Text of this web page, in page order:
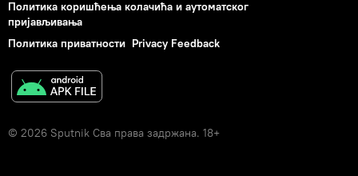
Политика коришћења колачића и аутоматског
пријављивања
Политика приватности Privacy Feedback
© 2026 Sputnik Сва права задржана. 18+